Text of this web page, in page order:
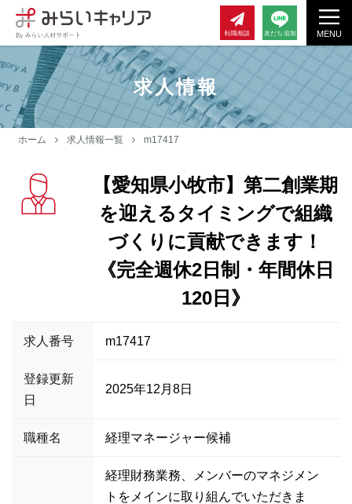
MENU
転職相談 友だち追加
求人情報
ホーム 求人情報一覧 m17417
【愛知県小牧市】第二創業期
を迎えるタイミングで組織
づくりに貢献できます！
《完全週休2日制・年間休日
120日》
求人番号 m17417
登録更新
日
2025年12月8日
職種名 経理マネージャー候補
経理財務業務、メンバーのマネジメン
トをメインに取り組んでいただきま